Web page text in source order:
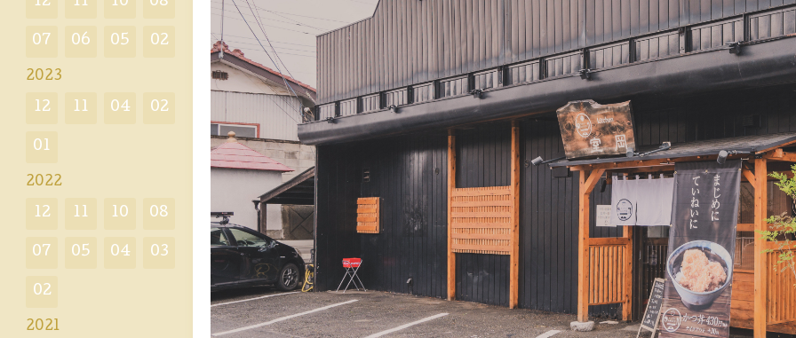
07 06 05 02
2023
12 11 04 02
01
2022
12 11 10 08
07 05 04 03
02
2021